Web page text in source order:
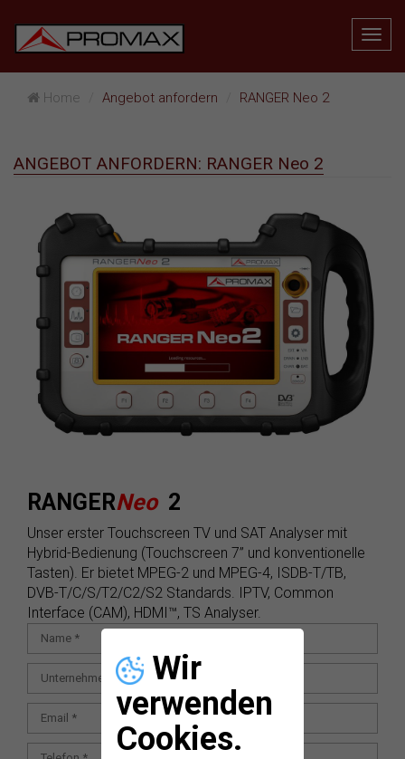
Wir
verwenden
Cookies.
Home Angebot anfordern RANGER Neo 2
ANGEBOT ANFORDERN: RANGER Neo 2
RANGERNeo 2
Unser erster Touchscreen TV und SAT Analyser mit
Hybrid-Bedienung (Touchscreen 7” und konventionelle
Tasten). Er bietet MPEG-2 und MPEG-4, ISDB-T/TB,
DVB-T/C/S/T2/C2/S2 Standards. IPTV, Common
Interface (CAM), HDMI™, TS Analyser.